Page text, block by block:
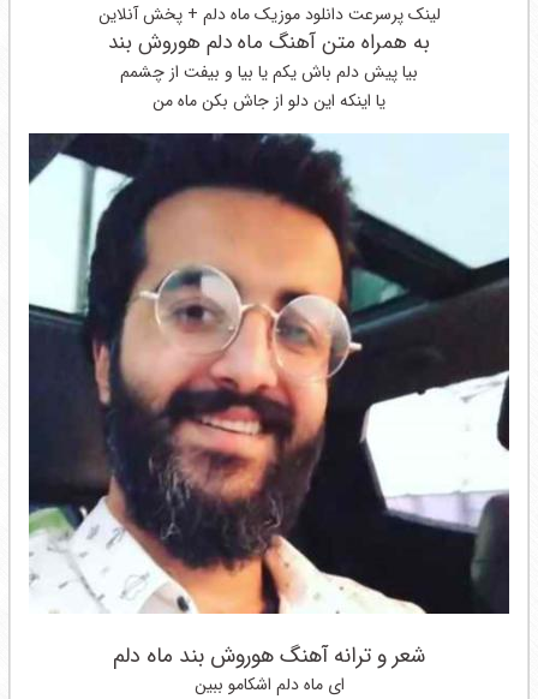
لینک پرسرعت دانلود موزیک ماه دلم + پخش آنلاین
به همراه متن آهنگ ماه دلم هوروش بند
بیا پیش دلم باش یکم یا بیا و بیفت از چشمم
یا اینکه این دلو از جاش بکن ماه من
شعر و ترانه آهنگ هوروش بند ماه دلم
ای ماه دلم اشکامو ببین